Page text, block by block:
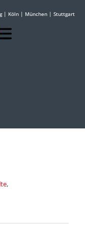
| Köln | München | Stuttgart
,